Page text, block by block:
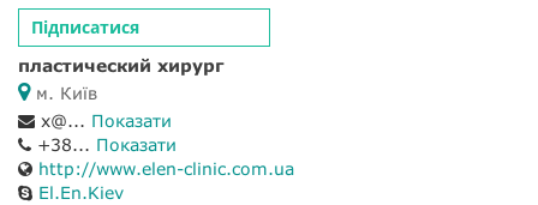
Підписатися
пластический хирург
м. Київ
x@... Показати
+38... Показати
http://www.elen-clinic.com.ua
El.En.Kiev